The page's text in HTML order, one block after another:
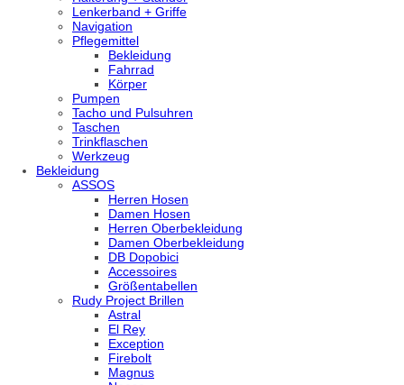
Lenkerband + Griffe
Navigation
Pflegemittel
Bekleidung
Fahrrad
Körper
Pumpen
Tacho und Pulsuhren
Taschen
Trinkflaschen
Werkzeug
Bekleidung
ASSOS
Herren Hosen
Damen Hosen
Herren Oberbekleidung
Damen Oberbekleidung
DB Dopobici
Accessoires
Größentabellen
Rudy Project Brillen
Astral
El Rey
Exception
Firebolt
Magnus